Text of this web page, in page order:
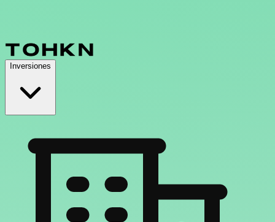
Inversiones